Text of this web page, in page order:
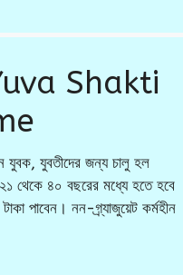
Shakti
যুবক, যুবতীদের জন্য চালু হল
থেকে ৪০ বছরের মধ্যে হতে হবে
পাবেন। নন-গ্র্যাজুয়েট কর্মহীন